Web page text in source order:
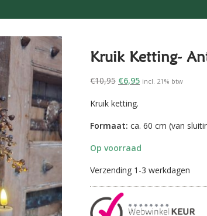
Kruik Ketting-
€10,95 Oorspronkelijke
was:
€6,95Huidige
incl. 21% btw
Kruik ketting.
Formaat: ca. 60 cm (van
Op voorraad
Verzending 1-3 werkdagen